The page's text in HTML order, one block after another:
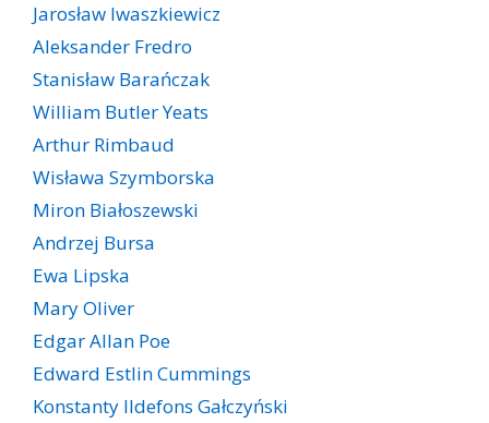
Jarosław Iwaszkiewicz
Aleksander Fredro
Stanisław Barańczak
William Butler Yeats
Arthur Rimbaud
Wisława Szymborska
Miron Białoszewski
Andrzej Bursa
Ewa Lipska
Mary Oliver
Edgar Allan Poe
Edward Estlin Cummings
Konstanty Ildefons Gałczyński